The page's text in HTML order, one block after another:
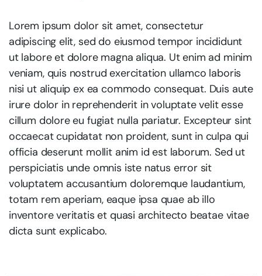
Lorem ipsum dolor sit amet, consectetur
adipiscing elit, sed do eiusmod tempor incididunt
ut labore et dolore magna aliqua. Ut enim ad minim
veniam, quis nostrud exercitation ullamco laboris
nisi ut aliquip ex ea commodo consequat. Duis aute
irure dolor in reprehenderit in voluptate velit esse
cillum dolore eu fugiat nulla pariatur. Excepteur sint
occaecat cupidatat non proident, sunt in culpa qui
officia deserunt mollit anim id est laborum. Sed ut
perspiciatis unde omnis iste natus error sit
voluptatem accusantium doloremque laudantium,
totam rem aperiam, eaque ipsa quae ab illo
inventore veritatis et quasi architecto beatae vitae
dicta sunt explicabo.